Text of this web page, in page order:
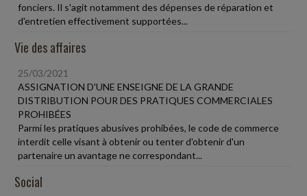
fonciers. Il s'agit notamment des dépenses de réparation et
d'entretien effectivement supportées...
Vie des affaires
25/03/2021
ASSIGNATION D'UNE ENSEIGNE DE LA GRANDE
DISTRIBUTION POUR DES PRATIQUES COMMERCIALES
PROHIBÉES
Parmi les pratiques abusives prohibées, le code de commerce
interdit celle visant à obtenir ou tenter d'obtenir d'un
partenaire un avantage ne correspondant...
Social